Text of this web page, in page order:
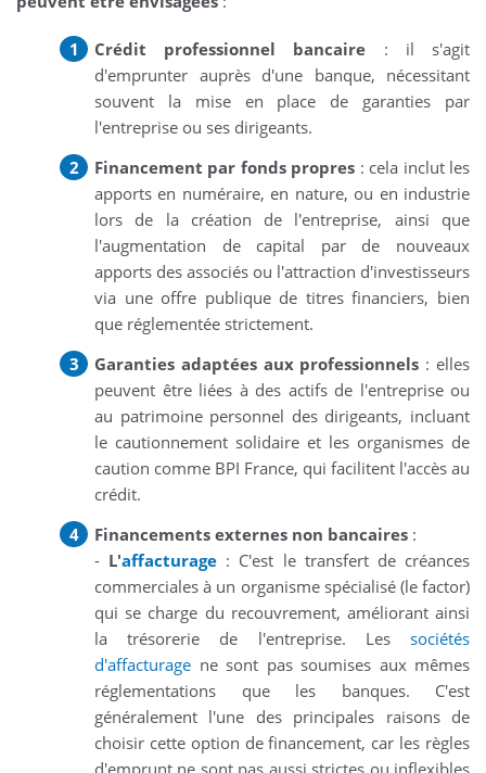
Crédit professionnel bancaire : il s'agit
d'emprunter auprès d'une banque, nécessitant
souvent la mise en place de garanties par
l'entreprise ou ses dirigeants.
Financement par fonds propres : cela inclut les
apports en numéraire, en nature, ou en industrie
lors de la création de l'entreprise, ainsi que
l'augmentation de capital par de nouveaux
apports des associés ou l'attraction d'investisseurs
via une offre publique de titres financiers, bien
que réglementée strictement.
Garanties adaptées aux professionnels : elles
peuvent être liées à des actifs de l'entreprise ou
au patrimoine personnel des dirigeants, incluant
le cautionnement solidaire et les organismes de
caution comme BPI France, qui facilitent l'accès au
crédit.
Financements externes non bancaires :
- L'affacturage : C'est le transfert de créances
commerciales à un organisme spécialisé (le factor)
qui se charge du recouvrement, améliorant ainsi
la trésorerie de l'entreprise. Les sociétés
d'affacturage ne sont pas soumises aux mêmes
réglementations que les banques. C'est
généralement l'une des principales raisons de
choisir cette option de financement, car les règles